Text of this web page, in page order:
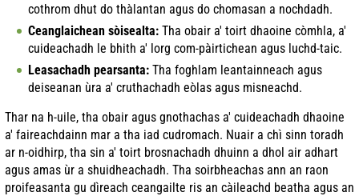
cothrom dhut do thàlantan agus do chomasan a nochdadh.
Ceanglaichean sòisealta: Tha obair a' toirt dhaoine còmhla, a'
cuideachadh le bhith a' lorg com-pàirtichean agus luchd-taic.
Leasachadh pearsanta: Tha foghlam leantainneach agus
deiseanan ùra a' cruthachadh eòlas agus misneachd.
Thar na h-uile, tha obair agus gnothachas a' cuideachadh dhaoine
a' faireachdainn mar a tha iad cudromach. Nuair a chì sinn toradh
ar n-oidhirp, tha sin a' toirt brosnachadh dhuinn a dhol air adhart
agus amas ùr a shuidheachadh. Tha soirbheachas ann an raon
proifeasanta gu dìreach ceangailte ris an càileachd beatha agus an